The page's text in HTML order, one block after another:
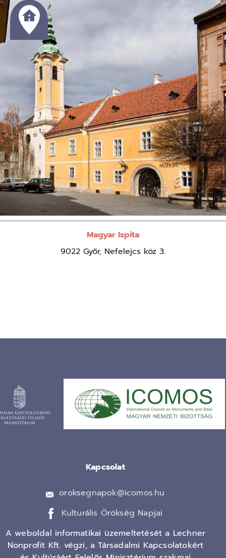
Magyar Ispita
9022 Győr, Nefelejcs köz 3.
Kapcsolat
oroksegnapok@icomos.hu
Kulturális Örökség Napjai
A weboldal informatikai üzemeltetését a Lechner
Nonprofit Kft. végzi, a Társadalmi Kapcsolatokért